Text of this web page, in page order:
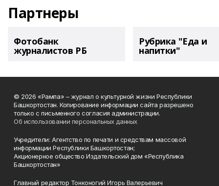
Партнеры
Фотобанк
журналистов РБ
Рубрика "Еда и
напитки"
© 2026 «Рампа» – журнал о культурной жизни Республики
Башкортостан. Копирование информации сайта разрешено
только с письменного согласия администрации.
Об использовании персональных данных
Учредители: Агентство по печати и средствам массовой
информации Республики Башкортостан;
Акционерное общество Издательский дом «Республика
Башкортостан»
Главный редактор Тонконогий Игорь Валерьевич